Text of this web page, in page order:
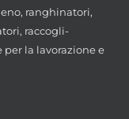
ranghinatori,
raccogli-
la lavorazione e